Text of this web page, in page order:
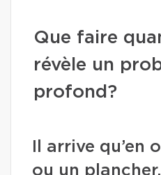
Que faire
révèle un
profond?
Il arrive qu’en
ou un